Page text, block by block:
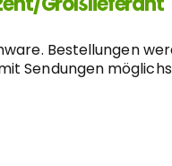
Bestellungen
Sendungen